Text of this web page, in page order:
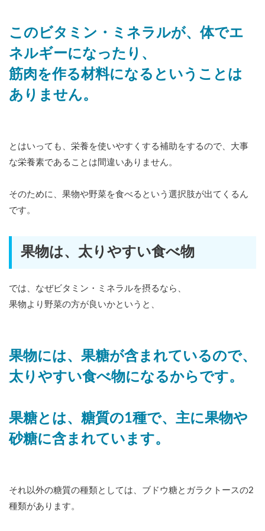
このビタミン・ミネラルが、体でエ
ネルギーになったり、
筋肉を作る材料になるということは
ありません。
とはいっても、栄養を使いやすくする補助をするので、大事
な栄養素であることは間違いありません。
そのために、果物や野菜を食べるという選択肢が出てくるん
です。
果物は、太りやすい食べ物
では、なぜビタミン・ミネラルを摂るなら、
果物より野菜の方が良いかというと、
果物には、果糖が含まれているので、
太りやすい食べ物になるからです。
果糖とは、糖質の1種で、主に果物や
砂糖に含まれています。
それ以外の糖質の種類としては、ブドウ糖とガラクトースの2
種類があります。